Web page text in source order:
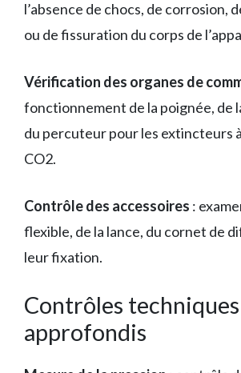
l’absence de chocs, de corrosion,
ou de fissuration du corps de
Vérification des organes de
fonctionnement de la poignée, de
du percuteur pour les extincteurs
CO2.
Contrôle des accessoires :
flexible, de la lance, du cornet de
leur fixation.
Contrôles techniques
approfondis